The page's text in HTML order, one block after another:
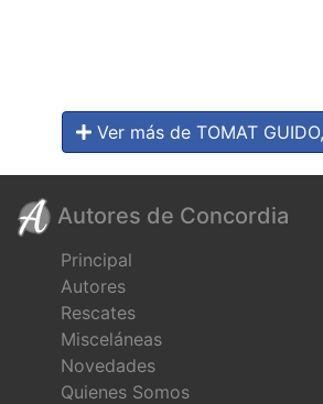
Ver más de TOMAT
Autores de Concordia
Principal
Autores
Rescates
Misceláneas
Novedades
Quienes Somos